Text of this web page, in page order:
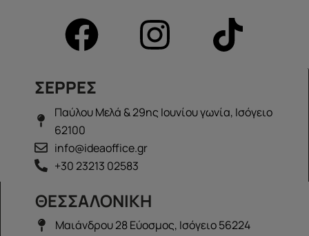
ΣΕΡΡΕΣ
Παύλου Μελά & 29ης Ιουνίου γωνία, Ισόγειο
62100
info@ideaoffice.gr
+30 23213 02583
ΘΕΣΣΑΛΟΝΙΚΗ
Μαιάνδρου 28 Εύοσμος, Ισόγειο 56224